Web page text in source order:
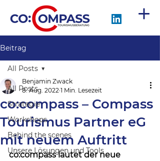
Beitrag
All Posts
Strategie
Workshops
Behind the scenes
Unsere Lösungen und Tools
All Posts
co:compass – Compass
Tourismus Partner eG
mit neuem Auftritt
Benjamin Zwack
8. Aug. 2022 1 Min. Lesezeit
co:compass lautet der neue